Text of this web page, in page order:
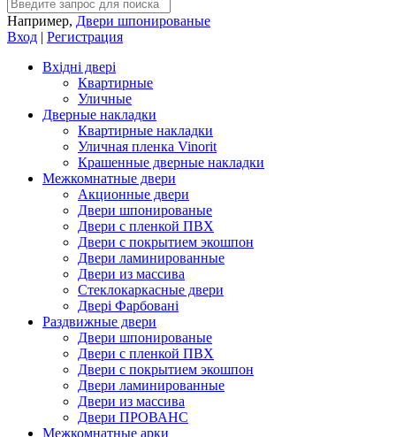
Например, Двери шпонированые
Вход | Регистрация
Вхідні двері
Квартирные
Уличные
Дверные накладки
Квартирные накладки
Уличная пленка Vinorit
Крашенные дверные накладки
Межкомнатные двери
Акционные двери
Двери шпонированые
Двери с пленкой ПВХ
Двери с покрытием экошпон
Двери ламинированные
Двери из массива
Стеклокаркасные двери
Двері Фарбовані
Раздвижные двери
Двери шпонированые
Двери с пленкой ПВХ
Двери с покрытием экошпон
Двери ламинированные
Двери из массива
Двери ПРОВАНС
Межкомнатные арки